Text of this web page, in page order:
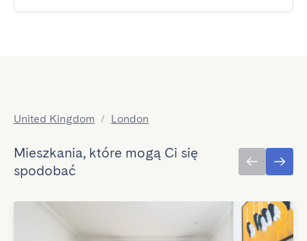
United Kingdom / London
Mieszkania, które mogą Ci się
spodobać